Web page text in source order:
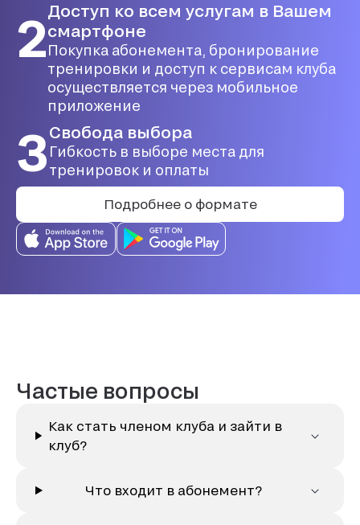
2Доступ ко всем услугам в Вашем
смартфоне
Покупка абонемента, бронирование
тренировки и доступ к сервисам клуба
осуществляется через мобильное
приложение
3Свобода выбора
Гибкость в выборе места для
тренировок и оплаты
Подробнее о формате
Частые вопросы
Как стать членом клуба и зайти в
клуб?
Что входит в абонемент?